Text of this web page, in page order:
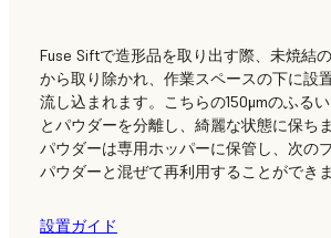
Fuse Siftで造形品を取り出す際、未焼結
から取り除かれ、作業スペースの下に設
流し込まれます。こちらの150μmのふる
とパウダーを分離し、綺麗な状態に保ち
パウダーは専用ホッパーに保管し、次の
パウダーと混ぜて再利用することができま
設置ガイド